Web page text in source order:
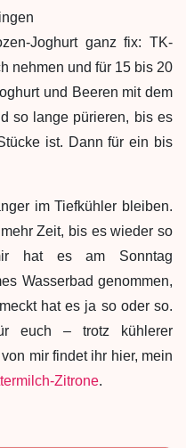
Joghurt ganz fix: TK-
nehmen und für 15 bis 20
und Beeren mit dem
so lange pürieren, bis es
ist. Dann für ein bis
im Tiefkühler bleiben.
Zeit, bis es wieder so
hat es am Sonntag
Wasserbad genommen,
hat es ja so oder so.
euch – trotz kühlerer
mir findet ihr hier, mein
Zitrone.